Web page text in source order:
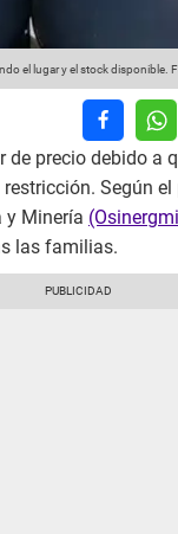
el lugar y el stock disponible.
de precio debido a
Según
y Minería
las familias.